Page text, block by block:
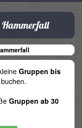
Hammerfall
Gruppen bis
Gruppen ab 30